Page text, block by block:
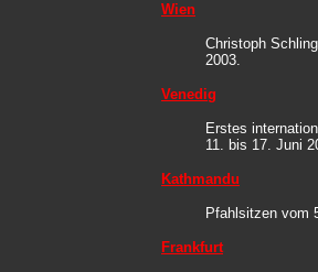
Wien
Christoph
2003.
Venedig
Erstes
11. bis 17. Juni
Kathmandu
Pfahlsitzen vom
Frankfurt